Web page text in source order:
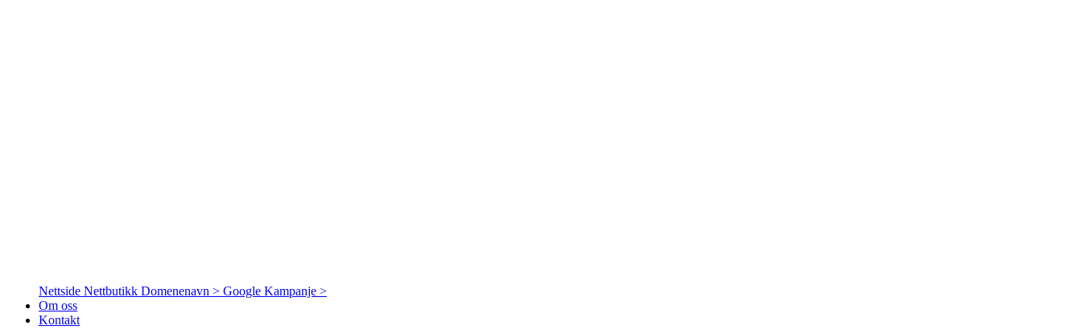
Nettside Nettbutikk Domenenavn > Google Kampanje >
Om oss
Kontakt